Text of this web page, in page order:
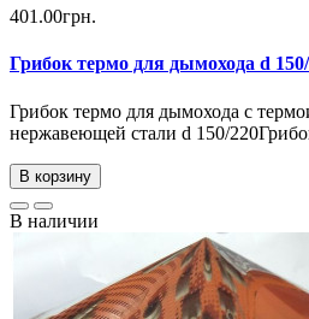
401.00грн.
Грибок термо для дымохода d
Грибок термо для дымохода с
нержавеющей стали d 150/
В корзину
В наличии